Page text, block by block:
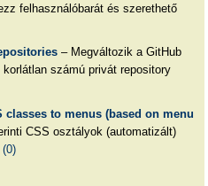
felhasználóbarát és szerethető
– Megváltozik a GitHub
számú privát repository
classes to menus (based on menu
CSS osztályok (automatizált)
(0)